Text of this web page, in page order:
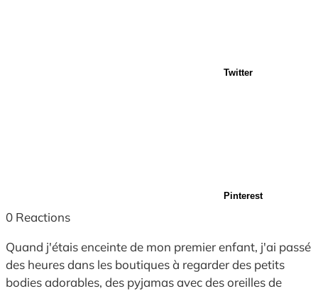
Twitter
Pinterest
0 Reactions
Quand j'étais enceinte de mon premier enfant, j'ai passé
des heures dans les boutiques à regarder des petits
bodies adorables, des pyjamas avec des oreilles de